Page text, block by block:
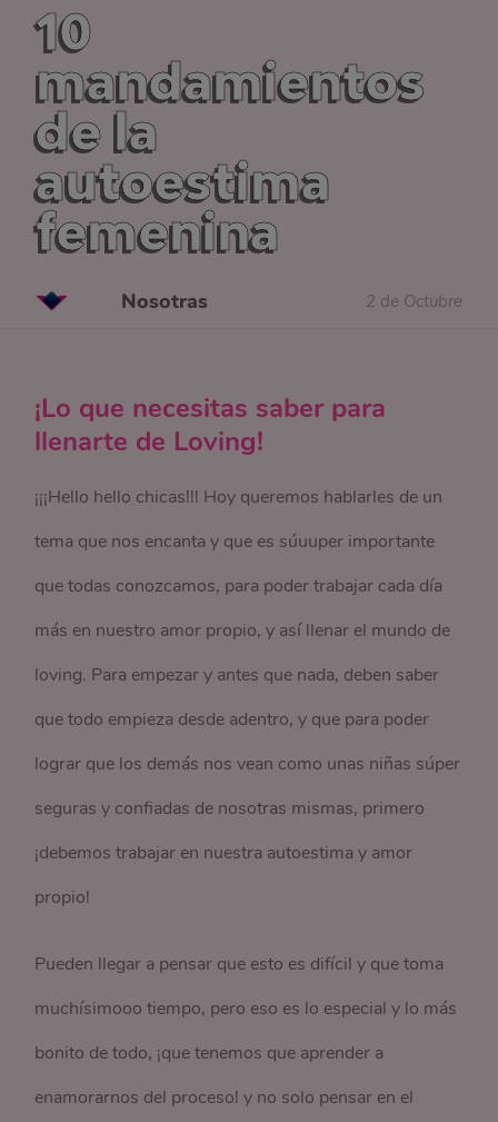
10
mandamientos
de la
autoestima
femenina
Nosotras 2 de Octubre
¡Lo que necesitas saber para
llenarte de Loving!
¡¡¡Hello hello chicas!!! Hoy queremos hablarles de un
tema que nos encanta y que es súuuper importante
que todas conozcamos, para poder trabajar cada día
más en nuestro amor propio, y así llenar el mundo de
loving. Para empezar y antes que nada, deben saber
que todo empieza desde adentro, y que para poder
lograr que los demás nos vean como unas niñas súper
seguras y confiadas de nosotras mismas, primero
¡debemos trabajar en nuestra autoestima y amor
propio!
Pueden llegar a pensar que esto es difícil y que toma
muchísimooo tiempo, pero eso es lo especial y lo más
bonito de todo, ¡que tenemos que aprender a
enamorarnos del proceso! y no solo pensar en el